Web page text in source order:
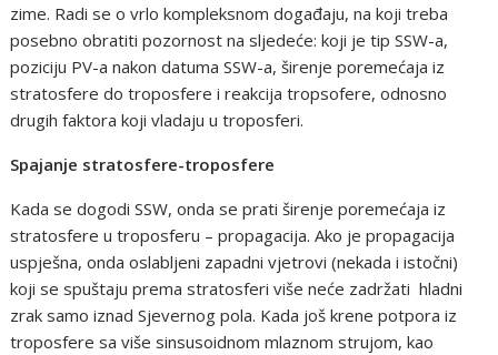
zime. Radi se o vrlo kompleksnom događaju, na koji treba
posebno obratiti pozornost na sljedeće: koji je tip SSW-a,
poziciju PV-a nakon datuma SSW-a, širenje poremećaja iz
stratosfere do troposfere i reakcija tropsofere, odnosno
drugih faktora koji vladaju u troposferi.
Spajanje stratosfere-troposfere
Kada se dogodi SSW, onda se prati širenje poremećaja iz
stratosfere u troposferu – propagacija. Ako je propagacija
uspješna, onda oslabljeni zapadni vjetrovi (nekada i istočni)
koji se spuštaju prema stratosferi više neće zadržati hladni
zrak samo iznad Sjevernog pola. Kada još krene potpora iz
troposfere sa više sinsusoidnom mlaznom strujom, kao